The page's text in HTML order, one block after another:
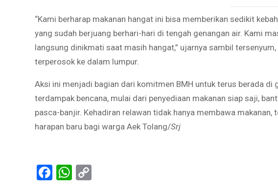
“Kami berharap makanan hangat ini bisa memberikan sedikit
yang sudah berjuang berhari-hari di tengah genangan air. Kami
langsung dinikmati saat masih hangat,” ujarnya sambil
terperosok ke dalam lumpur.
Aksi ini menjadi bagian dari komitmen BMH untuk terus berada
terdampak bencana, mulai dari penyediaan makanan siap saji,
pasca-banjir. Kehadiran relawan tidak hanya membawa makanan,
harapan baru bagi warga Aek Tolang/Srj
Facebook
WhatsApp